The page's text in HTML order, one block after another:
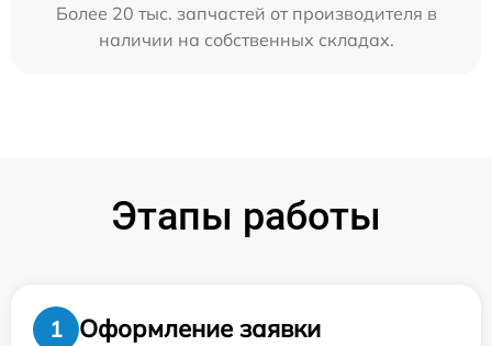
Более 20 тыс. запчастей от производителя в
наличии на собственных складах.
Этапы работы
1
Оформление заявки